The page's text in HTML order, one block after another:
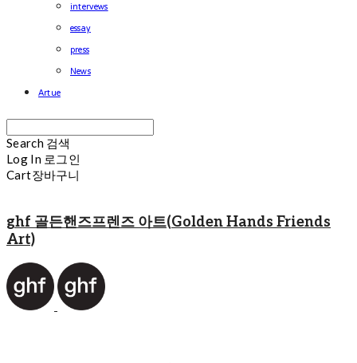
intervews
essay
press
News
Artue
Search 검색
Log In 로그인
Cart장바구니
ghf 골든핸즈프렌즈 아트(Golden Hands Friends
Art)